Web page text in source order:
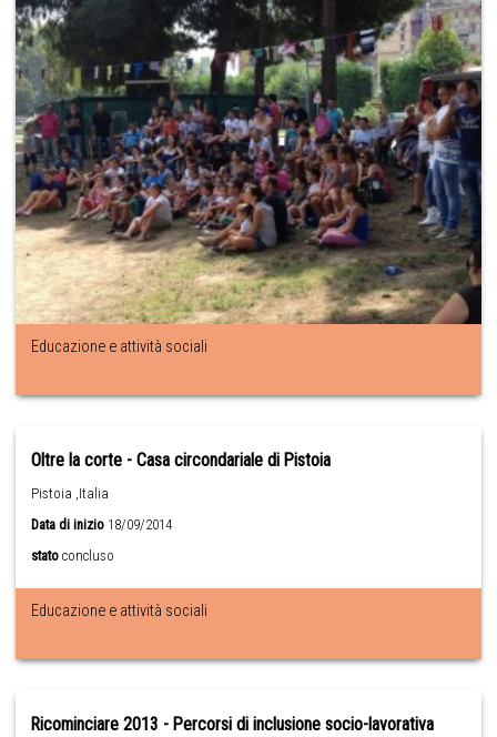
Educazione e attività sociali
Oltre la corte - Casa circondariale di Pistoia
Pistoia ,Italia
Data di inizio 18/09/2014
stato concluso
Educazione e attività sociali
Ricominciare 2013 - Percorsi di inclusione socio-lavorativa